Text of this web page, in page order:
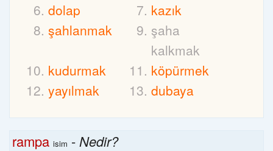
dolap
kazık
şahlanmak
şaha
kalkmak
kudurmak
köpürmek
yayılmak
dubaya
rampa isim -Nedir?